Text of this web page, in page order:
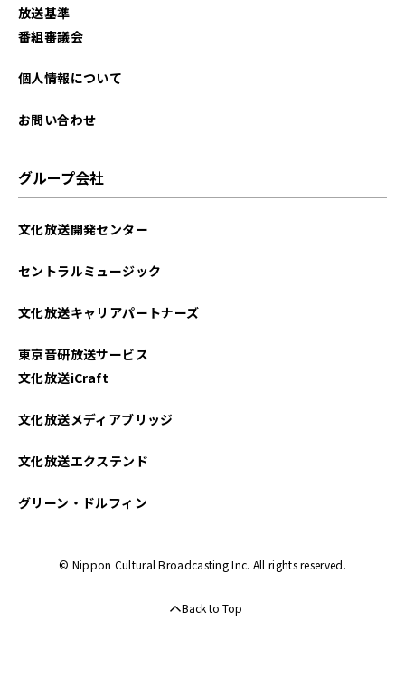
放送基準
番組審議会
個人情報について
お問い合わせ
グループ会社
文化放送開発センター
セントラルミュージック
文化放送キャリアパートナーズ
東京音研放送サービス
文化放送iCraft
文化放送メディアブリッジ
文化放送エクステンド
グリーン・ドルフィン
© Nippon Cultural Broadcasting Inc. All rights reserved.
Back to Top